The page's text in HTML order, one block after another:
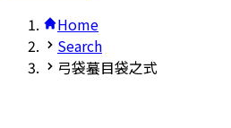
Home
Search
弓袋蟇目袋之式